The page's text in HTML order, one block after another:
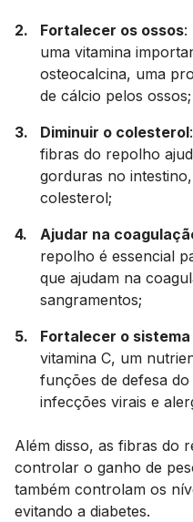
Fortalecer os ossos:
uma vitamina
osteocalcina, uma
de cálcio pelos ossos;
Diminuir o colesterol
fibras do repolho
gorduras no
colesterol;
Ajudar na
repolho é essencial
que ajudam na
sangramentos;
Fortalecer o sistema
vitamina C, um
funções de defesa
infecções virais e
Além disso, as fibras do
controlar o ganho de
também controlam os
evitando a diabetes.